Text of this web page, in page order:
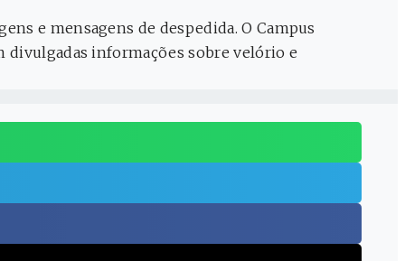
e mensagens de despedida. O Campus
divulgadas informações sobre velório e